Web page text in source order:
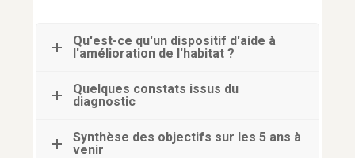
HABITAT
Qu'est-ce qu'un dispositif d'aide à
l'amélioration de l'habitat ?
Quelques constats issus du
diagnostic
Synthèse des objectifs sur les 5 ans à
venir